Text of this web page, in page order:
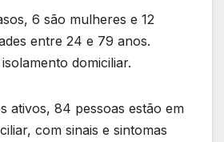
6 são mulheres e 12
entre 24 e 79 anos.
domiciliar.
ativos, 84 pessoas estão em
com sinais e sintomas